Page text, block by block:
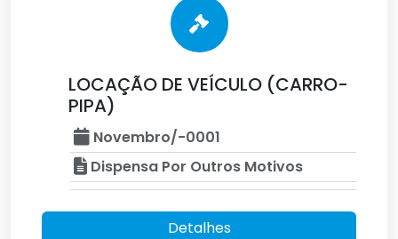
LOCAÇÃO DE VEÍCULO (CARRO-
PIPA)
Novembro/-0001
Dispensa Por Outros Motivos
Detalhes